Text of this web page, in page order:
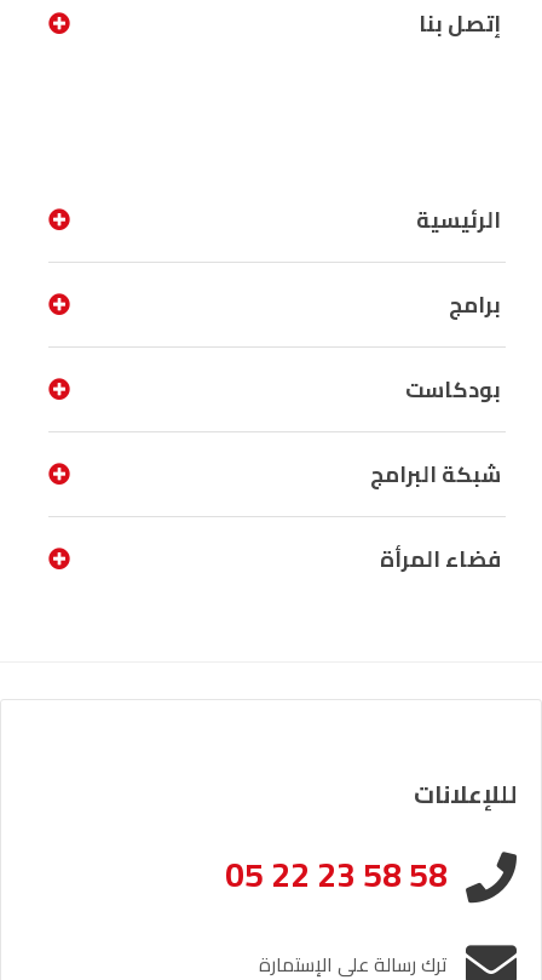
إتصل بنا
الرئيسية
برامج
بودكاست
شبكة البرامج
فضاء المرأة
لللإعلانات
05 22 23 58 58
ترك رسالة على الإستمارة